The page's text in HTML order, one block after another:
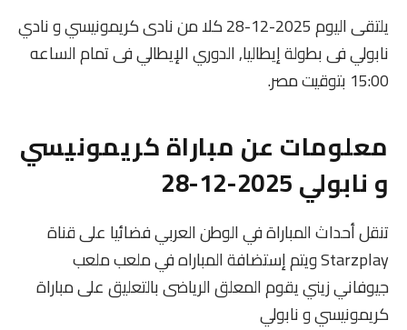
يلتقى اليوم 2025-12-28 كلا من نادى كريمونيسي و نادي
نابولي فى بطولة إيطاليا, الدوري الإيطالي فى تمام الساعه
15:00 بتوقيت مصر.
معلومات عن مباراة كريمونيسي
و نابولي 2025-12-28
تنقل أحداث المباراة في الوطن العربي فضائيا على قناة
Starzplay ويتم إستضافة المباراه في ملعب ملعب
جيوفاني زيني يقوم المعلق الرياضى بالتعليق على مباراة
كريمونيسي و نابولي